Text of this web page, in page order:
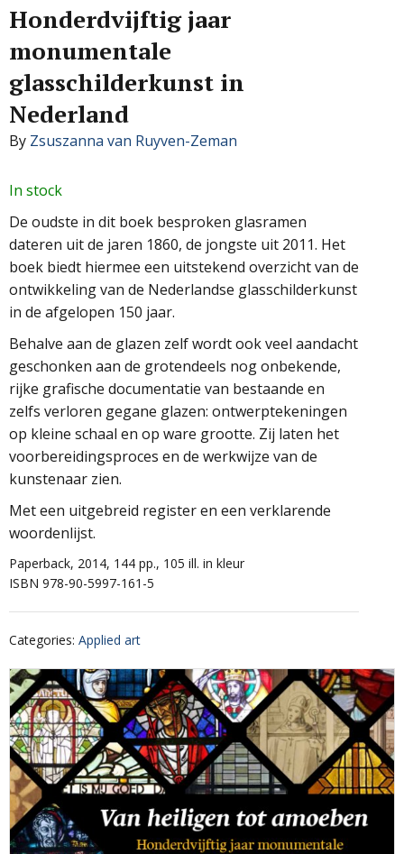
Honderdvijftig jaar
monumentale
glasschilderkunst in
Nederland
By Zsuszanna van Ruyven-Zeman
In stock
De oudste in dit boek besproken glasramen
dateren uit de jaren 1860, de jongste uit 2011. Het
boek biedt hiermee een uitstekend overzicht van de
ontwikkeling van de Nederlandse glasschilderkunst
in de afgelopen 150 jaar.
Behalve aan de glazen zelf wordt ook veel aandacht
geschonken aan de grotendeels nog onbekende,
rijke grafische documentatie van bestaande en
zelfs verloren gegane glazen: ontwerptekeningen
op kleine schaal en op ware grootte. Zij laten het
voorbereidingsproces en de werkwijze van de
kunstenaar zien.
Met een uitgebreid register en een verklarende
woordenlijst.
Paperback, 2014, 144 pp., 105 ill. in kleur
ISBN 978-90-5997-161-5
Categories: Applied art